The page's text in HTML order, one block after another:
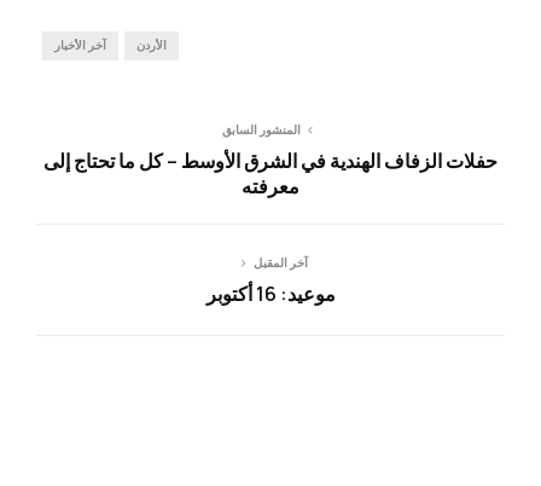
آخر الأخبار الأردن
المنشور السابق
حفلات الزفاف الهندية في الشرق الأوسط – كل ما تحتاج إلى
معرفته
آخر المقبل
موعيد: 16 أكتوبر